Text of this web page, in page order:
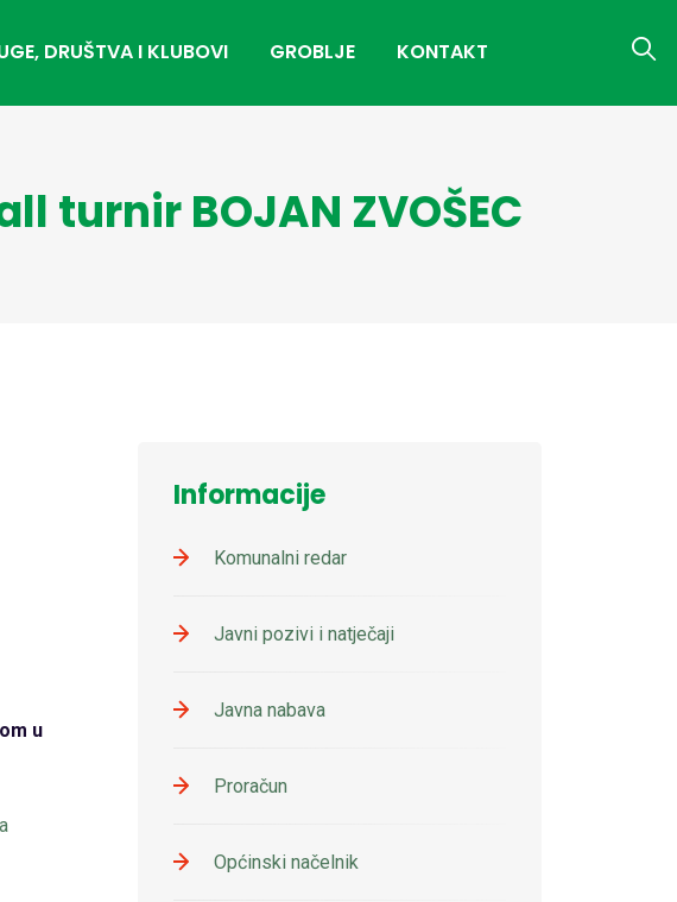
DRUŠTVA I KLUBOVI GROBLJE KONTAKT
turnir BOJAN ZVOŠEC
u
Informacije
Komunalni redar
Javni pozivi i natječaji
Javna nabava
Proračun
Općinski načelnik